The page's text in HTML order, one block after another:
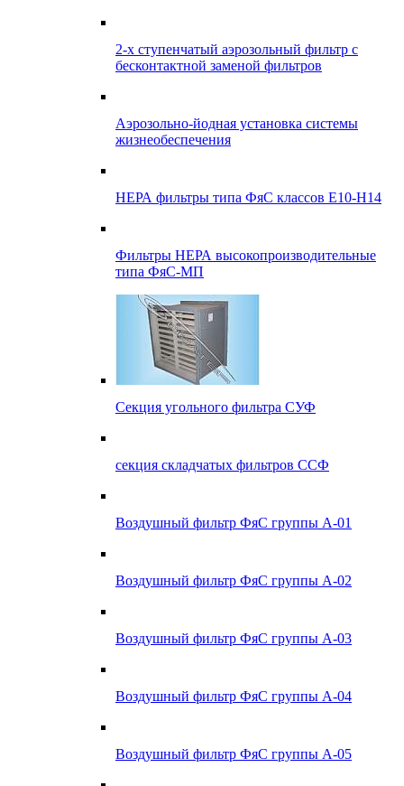
2-х ступенчатый аэрозольный фильтр с
бесконтактной заменой фильтров
Аэрозольно-йодная установка системы
жизнеобеспечения
НЕРА фильтры типа ФяС классов Е10-Н14
Фильтры НЕРА высокопроизводительные
типа ФяС-МП
Секция угольного фильтра СУФ
секция складчатых фильтров ССФ
Воздушный фильтр ФяС группы А-01
Воздушный фильтр ФяС группы А-02
Воздушный фильтр ФяС группы А-03
Воздушный фильтр ФяС группы А-04
Воздушный фильтр ФяС группы А-05